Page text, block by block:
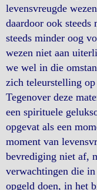
levensvreugde
daardoor ook steeds
steeds minder oog
wezen niet aan
we wel in die
zich teleurstelling
Tegenover deze
een spirituele
opgevat als een
moment van
bevrediging niet af,
verwachtingen die
opgeld doen, in het